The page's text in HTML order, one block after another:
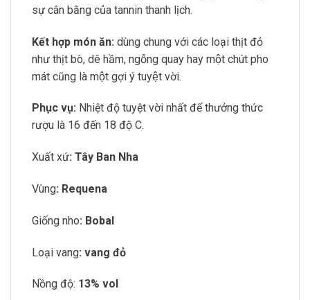
sự cân bằng của tannin thanh lịch.
Kết hợp món ăn: dùng chung với các loại thịt đỏ
như thịt bò, dê hầm, ngỗng quay hay một chút pho
mát cũng là một gợi ý tuyệt vời.
Phục vụ: Nhiệt độ tuyệt vời nhất để thưởng thức
rượu là 16 đến 18 độ C.
Xuất xứ: Tây Ban Nha
Vùng: Requena
Giống nho: Bobal
Loại vang: vang đỏ
Nồng độ: 13% vol